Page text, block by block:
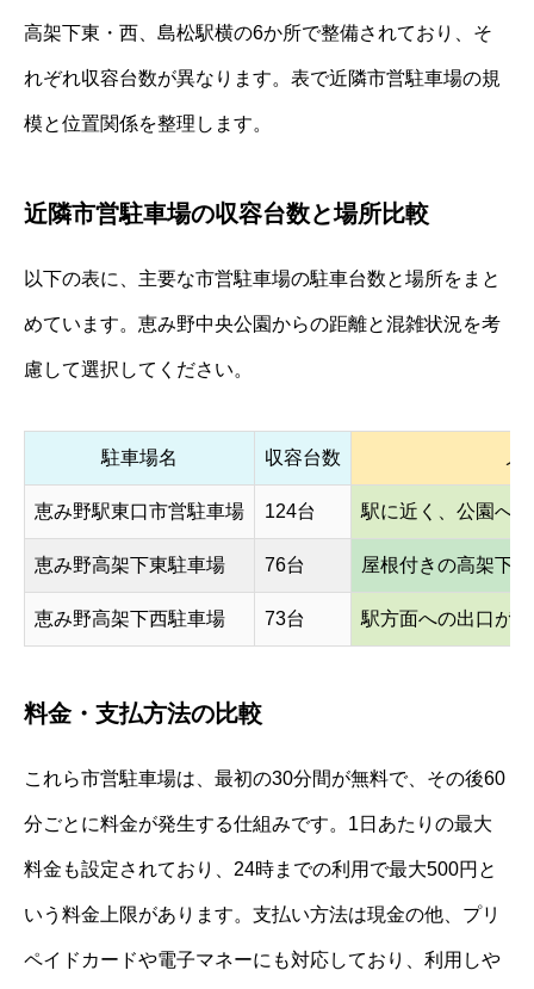
高架下東・西、島松駅横の6か所で整備されており、そ
れぞれ収容台数が異なります。表で近隣市営駐車場の規
模と位置関係を整理します。
近隣市営駐車場の収容台数と場所比較
以下の表に、主要な市営駐車場の駐車台数と場所をまと
めています。恵み野中央公園からの距離と混雑状況を考
慮して選択してください。
駐車場名 収容台数 メ
恵み野駅東口市営駐車場 124台 駅に近く、公園へ
恵み野高架下東駐車場 76台 屋根付きの高架下
恵み野高架下西駐車場 73台 駅方面への出口が
料金・支払方法の比較
これら市営駐車場は、最初の30分間が無料で、その後60
分ごとに料金が発生する仕組みです。1日あたりの最大
料金も設定されており、24時までの利用で最大500円と
いう料金上限があります。支払い方法は現金の他、プリ
ペイドカードや電子マネーにも対応しており、利用しや